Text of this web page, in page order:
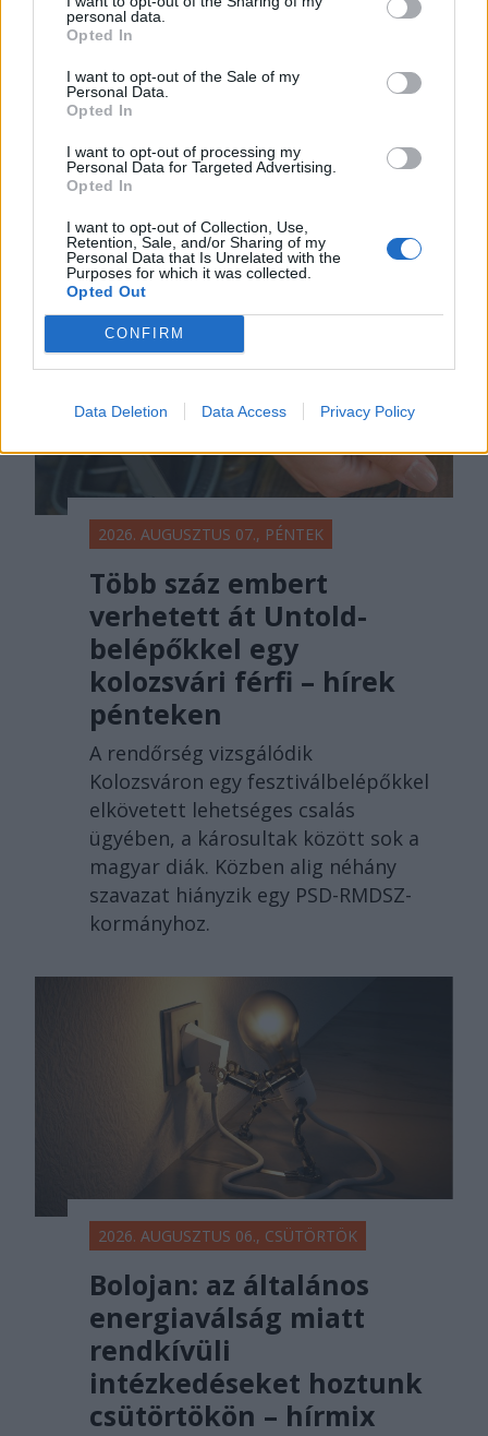
personal data.
Opted In
I want to opt-out of the Sale of my
Personal Data.
Opted In
I want to opt-out of processing my
Personal Data for Targeted Advertising.
Opted In
I want to opt-out of Collection, Use,
Retention, Sale, and/or Sharing of my
Personal Data that Is Unrelated with the
Purposes for which it was collected.
Opted Out
CONFIRM
Data Deletion Data Access Privacy Policy
hírmix
felgyorsítania az államnak az
energiatároló kapacitását, ha nem
Románia légtere felől érkező drón
robbant fel Bulgáriában, nem
messze a határtól.
2026. AUGUSZTUS 07., PÉNTEK
Több száz embert
verhetett át Untold-
belépőkkel egy
kolozsvári férfi – hírek
pénteken
A rendőrség vizsgálódik
Kolozsváron egy fesztiválbelépőkkel
elkövetett lehetséges csalás
ügyében, a károsultak között sok a
magyar diák. Közben alig néhány
szavazat hiányzik egy PSD-RMDSZ-
kormányhoz.
2026. AUGUSZTUS 06., CSÜTÖRTÖK
Bolojan: az általános
energiaválság miatt
rendkívüli
intézkedéseket hoztunk
csütörtökön – hírmix